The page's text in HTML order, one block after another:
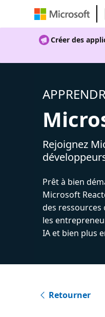
Créer des
Rejoignez
Prêt à bien
Microsoft
des
les
IA et bien plus
Retourner